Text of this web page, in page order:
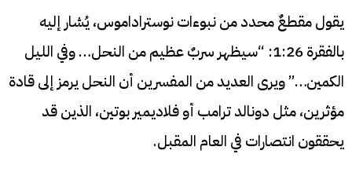
يقول مقطعٌ محدد من نبوءات نوستراداموس، يُشار إليه
بالفقرة 1:26: “سيظهر سربٌ عظيم من النحل… وفي الليل
الكمين…” ويرى العديد من المفسرين أن النحل يرمز إلى قادة
مؤثرين، مثل دونالد ترامب أو فلاديمير بوتين، الذين قد
يحققون انتصارات في العام المقبل.